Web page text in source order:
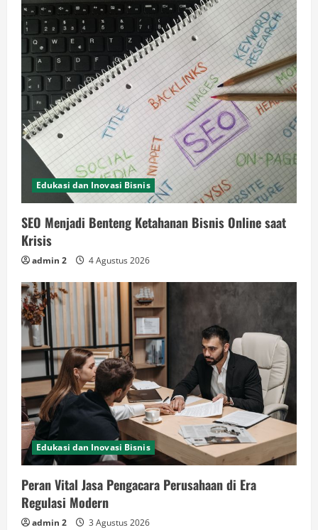
Edukasi dan Inovasi Bisnis
SEO Menjadi Benteng Ketahanan Bisnis Online saat
Krisis
admin 2 4 Agustus 2026
Edukasi dan Inovasi Bisnis
Peran Vital Jasa Pengacara Perusahaan di Era
Regulasi Modern
admin 2 3 Agustus 2026